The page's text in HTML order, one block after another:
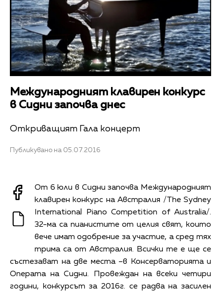
Международният клавирен конкурс
в Сидни започва днес
Откриващият Гала концерт
Публикувано на 05.07.2016
От 6 юли в Сидни започва Международният
клавирен конкурс на Австралия /The Sydney
International Piano Competition of Australia/.
32-ма са пианистите от целия свят, които
вече имат одобрение за участие, а сред тях
трима са от Австралия. Всички те е ще се
състезават на две места –в Консерваторията и
Операта на Сидни. Провеждан на всеки четири
години, конкурсът за 2016г. се радва на засилен